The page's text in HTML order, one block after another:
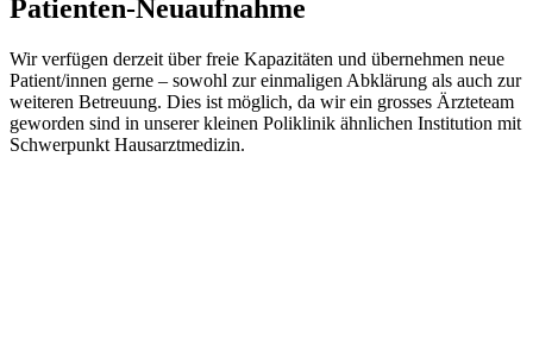
Patienten-Neuaufnahme
Wir verfügen derzeit über freie Kapazitäten und übernehmen neue
Patient/innen gerne – sowohl zur einmaligen Abklärung als auch zur
weiteren Betreuung. Dies ist möglich, da wir ein grosses Ärzteteam
geworden sind in unserer kleinen Poliklinik ähnlichen Institution mit
Schwerpunkt Hausarztmedizin.